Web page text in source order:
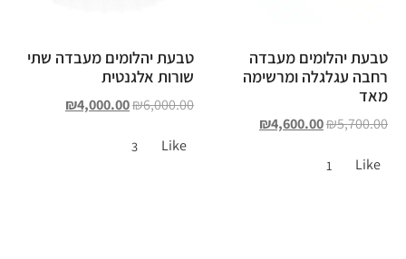
טבעת יהלומים מעבדה
רחבה עגלגלה ומרשימה
מאד
₪5,700.00
₪4,600.00
Like
1
טבעת יהלומים מעבדה שתי
שורות אלגנטית
₪6,000.00
₪4,000.00
Like
3